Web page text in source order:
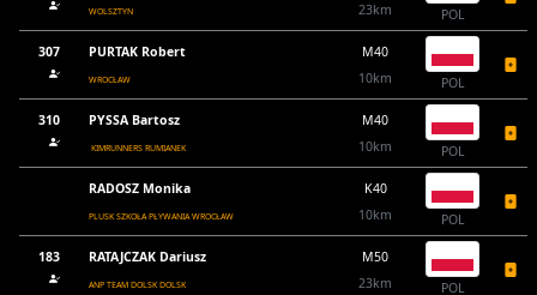
WOLSZTYN
23km
POL
307 PURTAK Robert
WROCŁAW
M40
10km
POL
310 PYSSA Bartosz
KIMRUNNERS RUMIANEK
M40
10km
POL
RADOSZ Monika
PLUSK SZKOŁA PŁYWANIA WROCŁAW
K40
10km
POL
183 RATAJCZAK Dariusz
ANP TEAM DOLSK DOLSK
M50
23km
POL